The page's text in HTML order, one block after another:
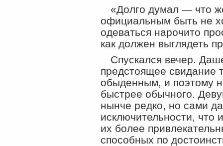
«Долго думал — что
официальным быть не
одеваться нарочито
как должен выглядеть
Спускался вечер.
предстоящее свидание
обыденным, и поэтому
быстрее обычного.
нынче редко, но сами
исключительности, что
их более
способных по